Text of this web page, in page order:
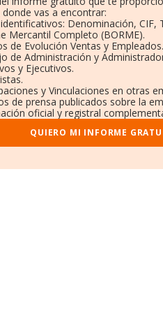
vas a encontrar:
Denominación, CIF,
Mercantil Completo (BORME).
de Evolución Ventas y Empleados.
de Administración y
y Ejecutivos.
y Vinculaciones en otras
de prensa publicados sobre la
oficial y registral
QUIERO MI INFORME